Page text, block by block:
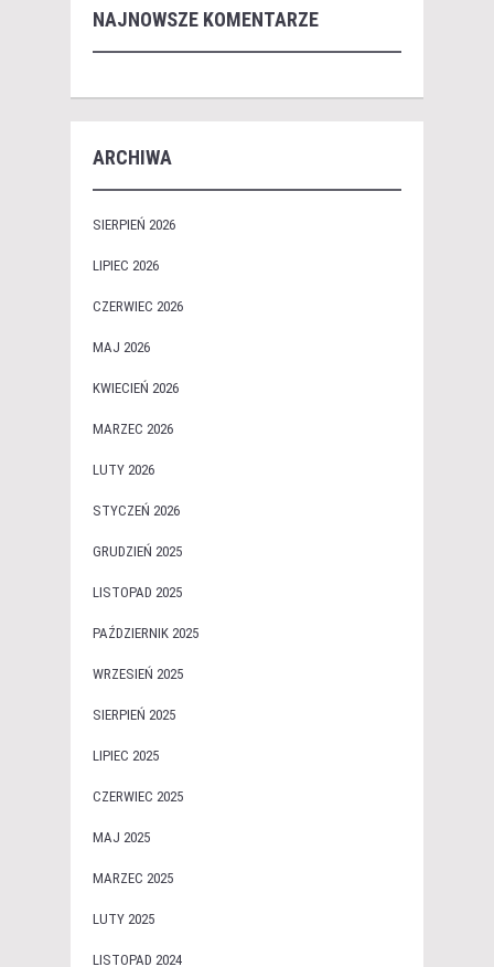
NAJNOWSZE KOMENTARZE
ARCHIWA
SIERPIEŃ 2026
LIPIEC 2026
CZERWIEC 2026
MAJ 2026
KWIECIEŃ 2026
MARZEC 2026
LUTY 2026
STYCZEŃ 2026
GRUDZIEŃ 2025
LISTOPAD 2025
PAŹDZIERNIK 2025
WRZESIEŃ 2025
SIERPIEŃ 2025
LIPIEC 2025
CZERWIEC 2025
MAJ 2025
MARZEC 2025
LUTY 2025
LISTOPAD 2024